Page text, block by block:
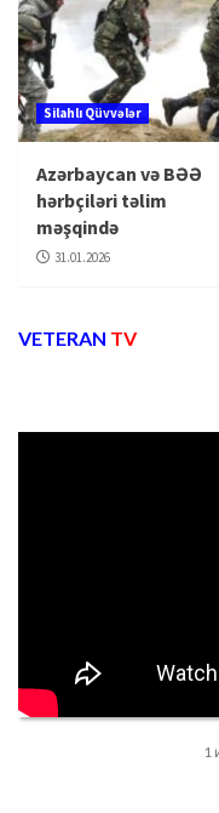
Silahlı Qüvvələr
Azərbaycan və BƏƏ
hərbçiləri təlim
məşqində
31.01.2026
VETERAN TV
1